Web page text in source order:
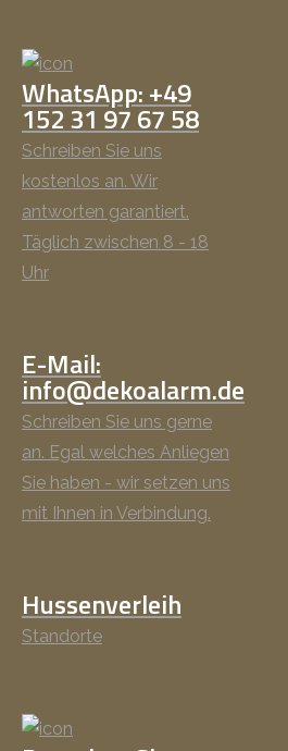
WhatsApp: +49
152 31 97 67 58
Schreiben Sie uns
kostenlos an. Wir
antworten garantiert.
Täglich zwischen 8 - 18
Uhr
E-Mail:
info@dekoalarm.de
Schreiben Sie uns gerne
an. Egal welches Anliegen
Sie haben - wir setzen uns
mit Ihnen in Verbindung.
Hussenverleih
Standorte